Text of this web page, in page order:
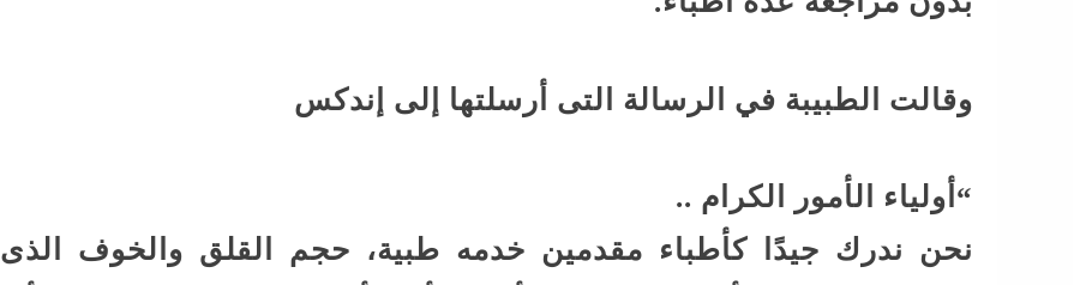
وقالت الطبيبة في الرسالة التى أرسلتها إلى إندكس
“أولياء الأمور الكرام ..
نحن ندرك جيدًا كأطباء مقدمين خدمه طبية، حجم القلق والخوف الذى